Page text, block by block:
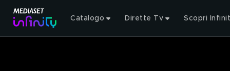
Catalogo Dirette Tv Scopri